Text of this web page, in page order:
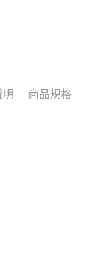
明 商品規格